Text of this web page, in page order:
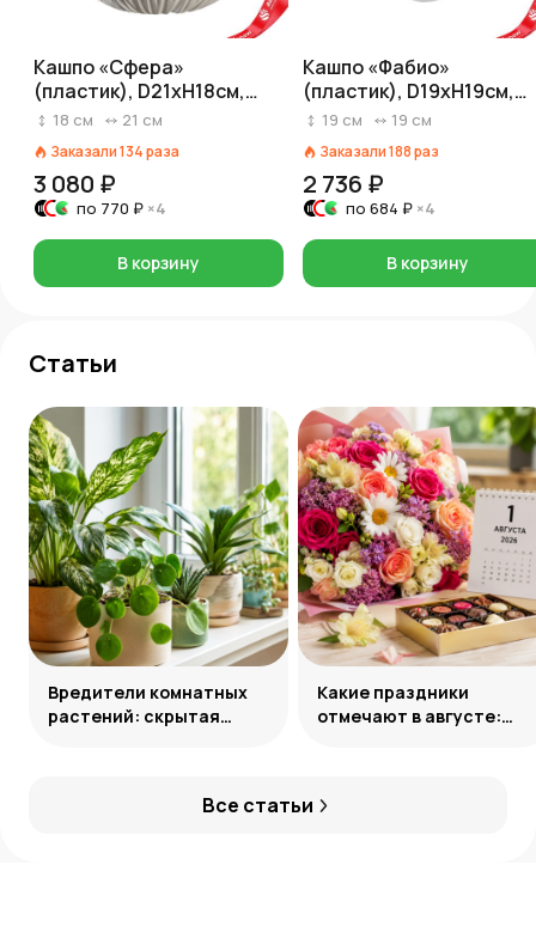
Кашпо «Сфера»
(пластик), D21xH18см,
1,7л, белый
18 см 21 см
Заказали134раза
3 080 ₽
по 770 ₽ ×4
В корзину
Кашпо «Фабио»
(пластик), D19xH19см,
4,7л, белый
19 см 19 см
Заказали188раз
2 736 ₽
по 684 ₽ ×4
В корзину
Статьи
Все статьи
Вредители комнатных
растений: скрытая
Какие праздники
отмечают в августе: